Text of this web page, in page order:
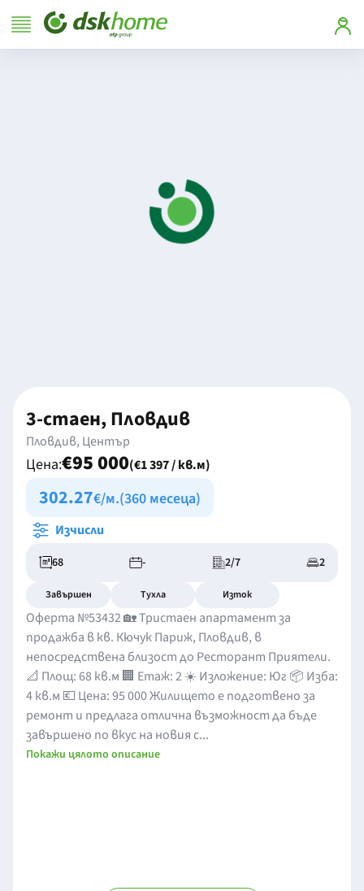
3-стаен, Пловдив
Пловдив, Център
Цена:€95 000(€1 397 / кв.м)
302.27€/м.(360 месеца)
Изчисли
68 - 2/7 2
Завършен Тухла Изток
Оферта №53432 🏡 Тристаен апартамент за
продажба в кв. Кючук Париж, Пловдив, в
непосредствена близост до Ресторант Приятели.
📐 Площ: 68 кв.м 🏢 Етаж: 2 ☀️ Изложение: Юг 📦 Изба:
4 кв.м 💶 Цена: 95 000 Жилището е подготвено за
ремонт и предлага отлична възможност да бъде
завършено по вкус на новия с...
Покажи цялото описание